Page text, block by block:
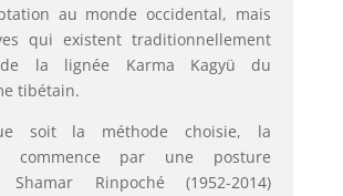
au monde occidental, mais
qui existent traditionnellement
la lignée Karma Kagyü du
tibétain.
soit la méthode choisie, la
commence par une posture
Shamar Rinpoché (1952-2014)